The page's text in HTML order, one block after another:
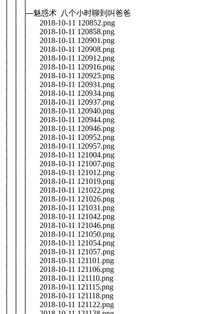
│ │ ├─魅惑术 八个小时聊到叫爸爸
│ │ │ 2018-10-11 120852.png
│ │ │ 2018-10-11 120858.png
│ │ │ 2018-10-11 120901.png
│ │ │ 2018-10-11 120908.png
│ │ │ 2018-10-11 120912.png
│ │ │ 2018-10-11 120916.png
│ │ │ 2018-10-11 120925.png
│ │ │ 2018-10-11 120931.png
│ │ │ 2018-10-11 120934.png
│ │ │ 2018-10-11 120937.png
│ │ │ 2018-10-11 120940.png
│ │ │ 2018-10-11 120944.png
│ │ │ 2018-10-11 120946.png
│ │ │ 2018-10-11 120952.png
│ │ │ 2018-10-11 120957.png
│ │ │ 2018-10-11 121004.png
│ │ │ 2018-10-11 121007.png
│ │ │ 2018-10-11 121012.png
│ │ │ 2018-10-11 121019.png
│ │ │ 2018-10-11 121022.png
│ │ │ 2018-10-11 121026.png
│ │ │ 2018-10-11 121031.png
│ │ │ 2018-10-11 121042.png
│ │ │ 2018-10-11 121046.png
│ │ │ 2018-10-11 121050.png
│ │ │ 2018-10-11 121054.png
│ │ │ 2018-10-11 121057.png
│ │ │ 2018-10-11 121101.png
│ │ │ 2018-10-11 121106.png
│ │ │ 2018-10-11 121110.png
│ │ │ 2018-10-11 121115.png
│ │ │ 2018-10-11 121118.png
│ │ │ 2018-10-11 121122.png